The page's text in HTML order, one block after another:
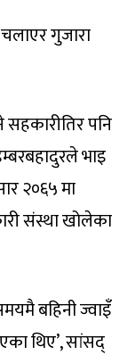
गुजारा
पनि
भाइ
२०६५ मा
संस्था खोलेका
बहिनी ज्वाइँ
थिए’, सांसद्